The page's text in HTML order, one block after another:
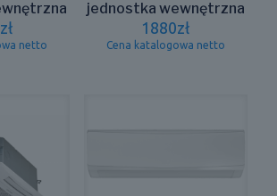
zł
netto
jednostka wewnętrzna
1880zł
Cena katalogowa netto